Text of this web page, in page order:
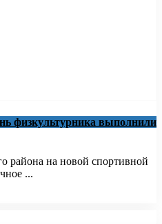
физкультурника выполнили
района на новой спортивной
...